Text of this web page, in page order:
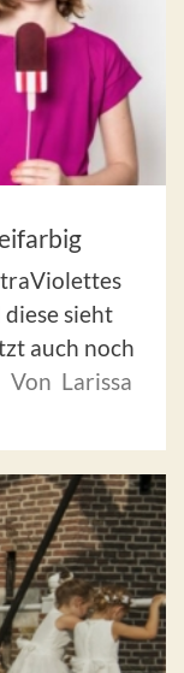
sieht
auch noch
Von Larissa